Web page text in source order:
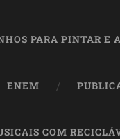
PARA PINTAR E
ENEM
COM